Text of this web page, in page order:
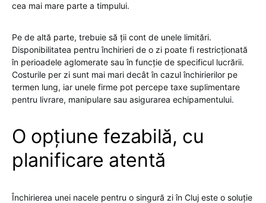
cea mai mare parte a timpului.
Pe de altă parte, trebuie să ții cont de unele limitări.
Disponibilitatea pentru închirieri de o zi poate fi restricționată
în perioadele aglomerate sau în funcție de specificul lucrării.
Costurile per zi sunt mai mari decât în cazul închirierilor pe
termen lung, iar unele firme pot percepe taxe suplimentare
pentru livrare, manipulare sau asigurarea echipamentului.
O opțiune fezabilă, cu
planificare atentă
Închirierea unei nacele pentru o singură zi în Cluj este o soluție